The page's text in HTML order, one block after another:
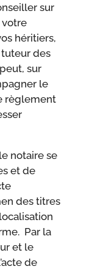
sur
votre
héritiers,
des
sur
le
règlement
notaire se
et de
des titres
Par la
et le
de